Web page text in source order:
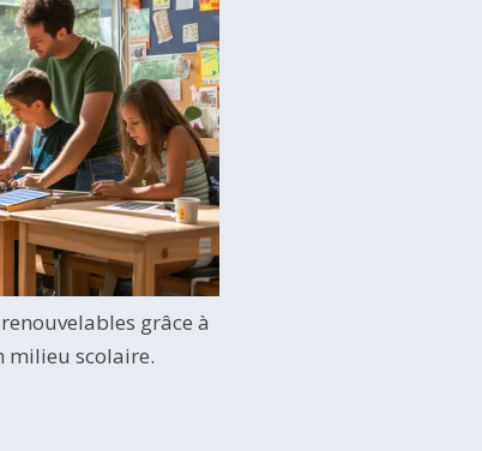
grâce à
milieu scolaire.